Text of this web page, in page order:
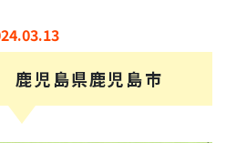
鹿児島県鹿児島市